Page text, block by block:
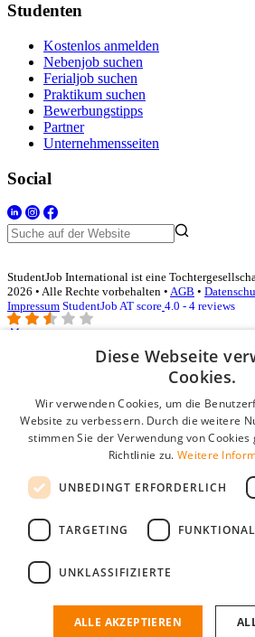
Studenten
Kostenlos anmelden
Nebenjob suchen
Ferialjob suchen
Praktikum suchen
Bewerbungstipps
Partner
Unternehmensseiten
Social
StudentJob International ist eine
2026 • Alle Rechte vorbehalten • AGB •
Impressum StudentJob AT score 4.0 - 4 reviews
Login für Unternehmen
E-Mail*
Passwort
Angemeldet bleiben
Passwort vergessen?
Kostenloses Unternehmensprofil
Wenn Sie sich registriert haben, können
passenden Mitarbeiter zu finden.
Diese Webseite
Cookies.
Wir verwenden Cookies, um die
Website zu verbessern. Durch die weitere
stimmen Sie der Verwendung von
Richtlinie zu. Weitere
UNBEDINGT ERFORDERLICH
TARGETING
UNKLASSIFIZIERTE
ALLE AKZEPTIEREN